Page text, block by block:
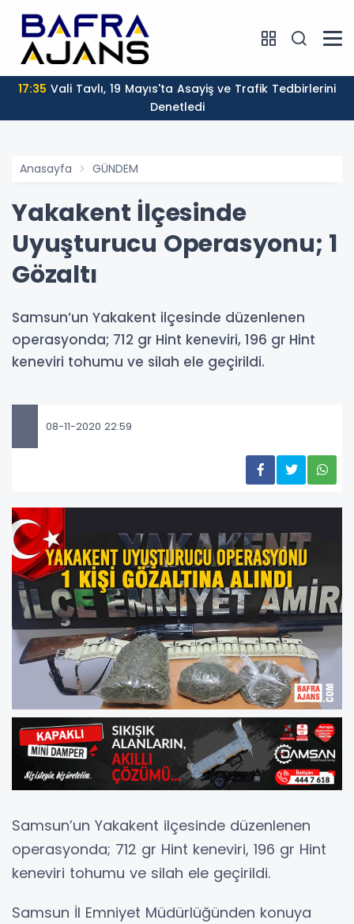
17:35
Denetledi
Anasayfa GÜNDEM
Yakakent İlçesinde
Uyuşturucu Operasyonu; 1
Gözaltı
Samsun’un Yakakent ilçesinde düzenlenen
operasyonda; 712 gr Hint keneviri, 196 gr Hint
keneviri tohumu ve silah ele geçirildi.
08-11-2020 22:59
Samsun’un Yakakent ilçesinde düzenlenen
operasyonda; 712 gr Hint keneviri, 196 gr Hint
keneviri tohumu ve silah ele geçirildi.
Samsun İl Emniyet Müdürlüğünden konuya